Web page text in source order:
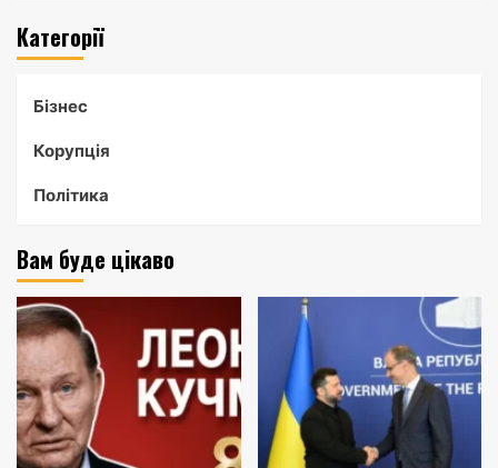
Категорії
Бізнес
Корупція
Політика
Вам буде цікаво